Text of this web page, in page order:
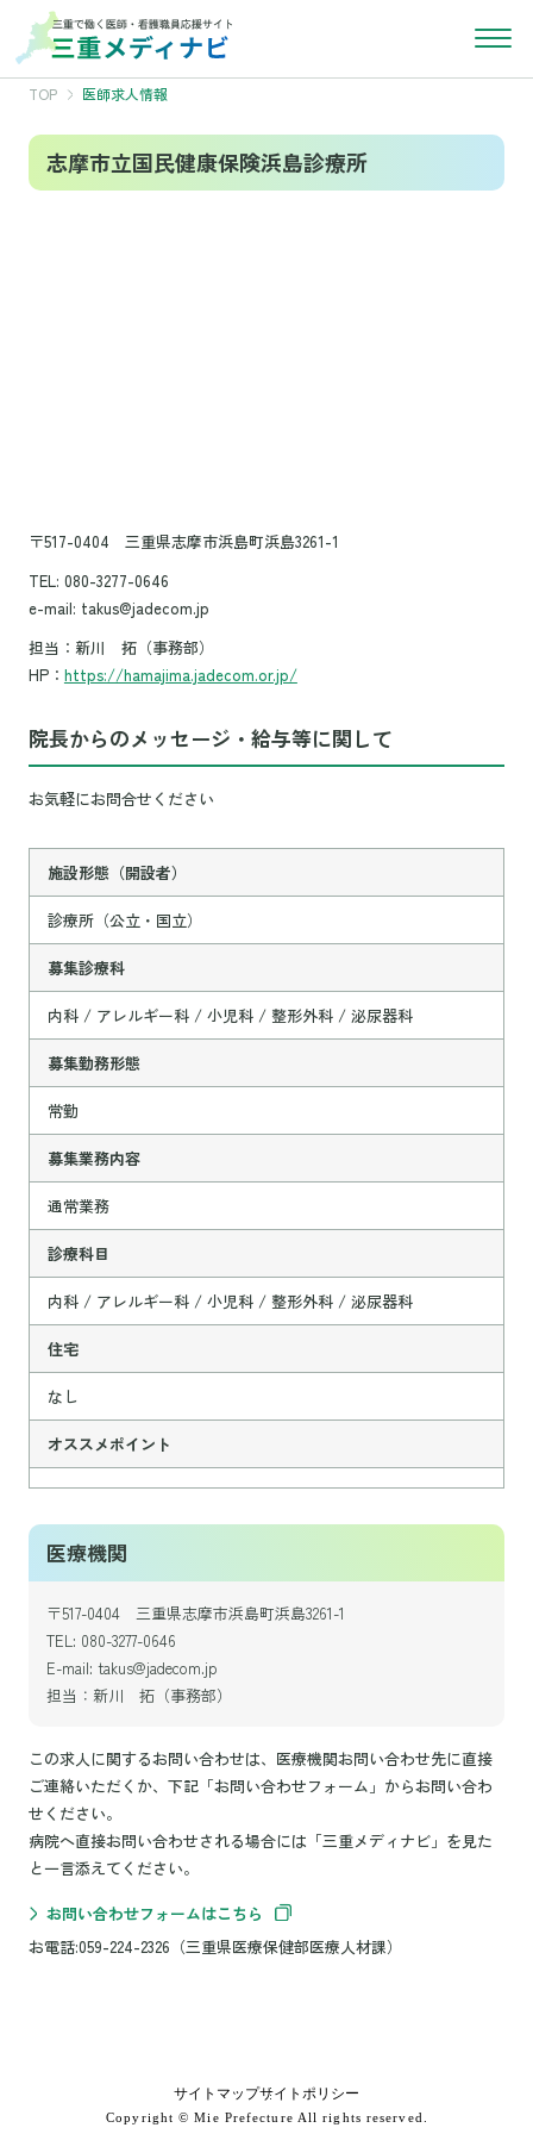
TOP 医師求人情報
志摩市立国民健康保険浜島診療所
〒517-0404 三重県志摩市浜島町浜島3261-1
TEL: 080-3277-0646
e-mail: takus@jadecom.jp
担当：新川 拓（事務部）
HP： https://hamajima.jadecom.or.jp/
院長からのメッセージ・給与等に関して
お気軽にお問合せください
施設形態（開設者）
診療所（公立・国立）
募集診療科
内科 / アレルギー科 / 小児科 / 整形外科 / 泌尿器科
募集勤務形態
常勤
募集業務内容
通常業務
診療科目
内科 / アレルギー科 / 小児科 / 整形外科 / 泌尿器科
住宅
なし
オススメポイント
医療機関
〒517-0404 三重県志摩市浜島町浜島3261-1
TEL: 080-3277-0646
E-mail: takus@jadecom.jp
担当：新川 拓（事務部）
この求人に関するお問い合わせは、医療機関お問い合わせ先に直接
ご連絡いただくか、下記「お問い合わせフォーム」からお問い合わ
せください。
病院へ直接お問い合わせされる場合には「三重メディナビ」を見た
と一言添えてください。
お問い合わせフォームはこちら
お電話:059-224-2326（三重県医療保健部医療人材課）
サイトマップサイトポリシー
Copyright © Mie Prefecture All rights reserved.